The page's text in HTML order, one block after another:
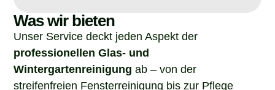
Was wir bieten
Unser Service deckt jeden Aspekt der
professionellen Glas- und
Wintergartenreinigung ab – von der
streifenfreien Fensterreinigung bis zur Pflege